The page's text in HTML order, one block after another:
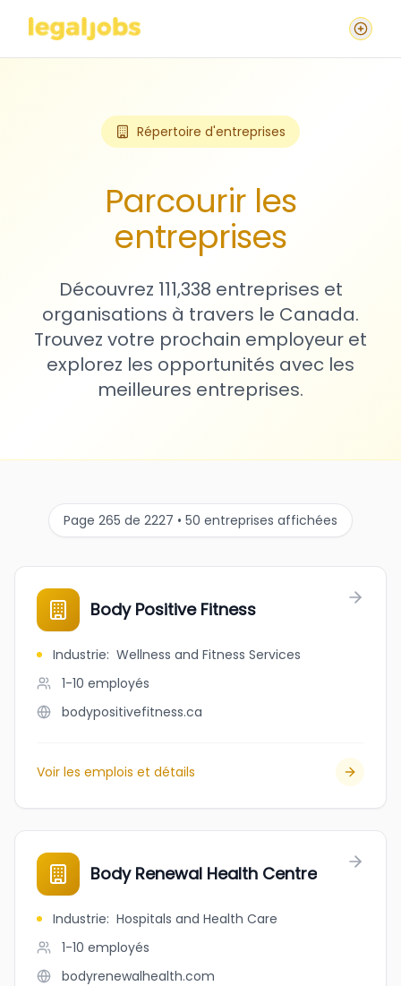
Répertoire d'entreprises
Parcourir les
entreprises
Découvrez 111,338 entreprises et
organisations à travers le Canada.
Trouvez votre prochain employeur et
explorez les opportunités avec les
meilleures entreprises.
Page 265 de 2227 • 50 entreprises affichées
Body Positive Fitness
Industrie: Wellness and Fitness Services
1-10 employés
bodypositivefitness.ca
Voir les emplois et détails
Body Renewal Health Centre
Industrie: Hospitals and Health Care
1-10 employés
bodyrenewalhealth.com